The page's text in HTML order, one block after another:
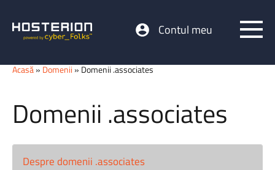
Contul meu
Acasă» Domenii » Domenii .associates
Domenii .associates
Despre domenii .associates